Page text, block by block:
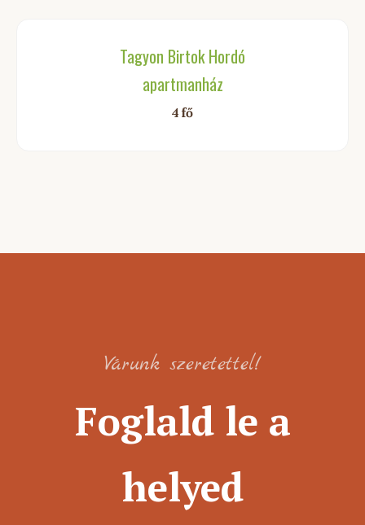
Tagyon Birtok Hordó
apartmanház
4 fő
Várunk szeretettel!
Foglald le a
helyed